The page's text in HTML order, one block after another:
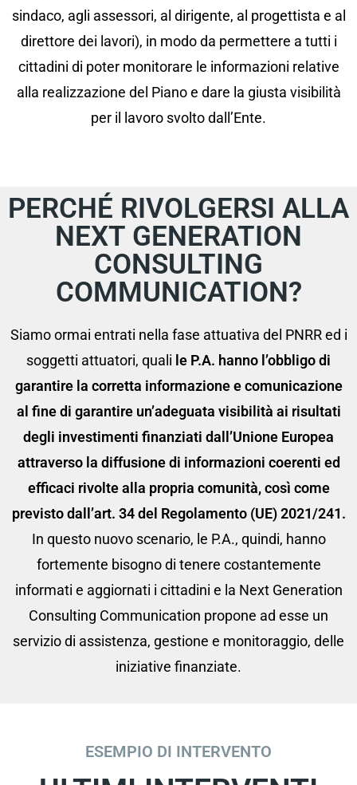
sindaco, agli assessori, al dirigente, al progettista e al
direttore dei lavori), in modo da permettere a tutti i
cittadini di poter monitorare le informazioni relative
alla realizzazione del Piano e dare la giusta visibilità
per il lavoro svolto dall’Ente.
PERCHÉ RIVOLGERSI ALLA
NEXT GENERATION
CONSULTING
COMMUNICATION?
Siamo ormai entrati nella fase attuativa del PNRR ed i
soggetti attuatori, quali le P.A. hanno l’obbligo di
garantire la corretta informazione e comunicazione
al fine di garantire un’adeguata visibilità ai risultati
degli investimenti finanziati dall’Unione Europea
attraverso la diffusione di informazioni coerenti ed
efficaci rivolte alla propria comunità, così come
previsto dall’art. 34 del Regolamento (UE) 2021/241.
In questo nuovo scenario, le P.A., quindi, hanno
fortemente bisogno di tenere costantemente
informati e aggiornati i cittadini e la Next Generation
Consulting Communication propone ad esse un
servizio di assistenza, gestione e monitoraggio, delle
iniziative finanziate.
ESEMPIO DI INTERVENTO